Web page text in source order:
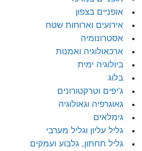
אופניים בצפון
אירועים וארוחות שטח
אסטרונומיה
ארכאולוגיה ואמנות
ביולוגיה ימית
בלוג
ג'יפים וטרקטורונים
גאוגרפיה וגאולוגיה
גימלאים
גליל עליון וגליל מערבי
גליל תחתון, גלבוע ועמקים